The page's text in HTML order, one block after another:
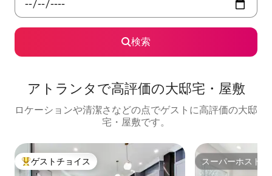
検索
アトランタで高評価の大邸宅・屋敷
ロケーションや清潔さなどの点でゲストに高評価の大邸
宅・屋敷です。
大好評のゲストチョイスです。
ゲストチョイス スーパーホスト
スーパーホスト